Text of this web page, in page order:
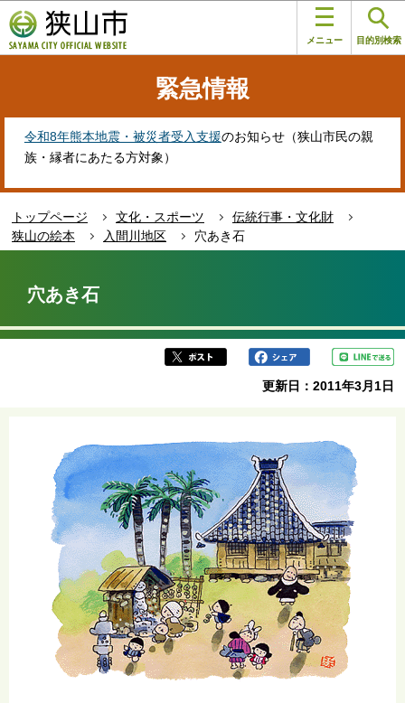
の
ペ
す
メニュー 目的別検索
緊急情報
令和8年熊本地震・被災者受入支援のお知らせ（狭山市民の親
族・縁者にあたる方対象）
トップページ 文化・スポーツ
伝統行事・文化財
狭山の絵本
入間川地区
穴あき石
か
穴あき石
更新日：2011年3月1日